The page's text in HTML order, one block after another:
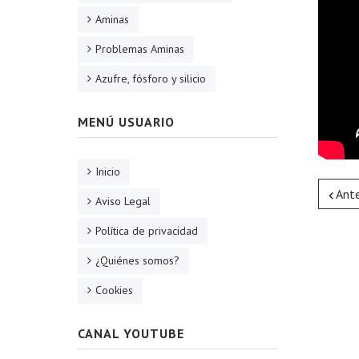
Aminas
Problemas Aminas
Azufre, fósforo y silicio
MENÚ USUARIO
Inicio
Aviso Legal
Política de privacidad
¿Quiénes somos?
Cookies
CANAL YOUTUBE